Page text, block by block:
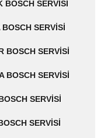
BOSCH SERVISI
SERVISI
BOSCH SERVISI
BOSCH SERVISI
SERVISI
SERVISI